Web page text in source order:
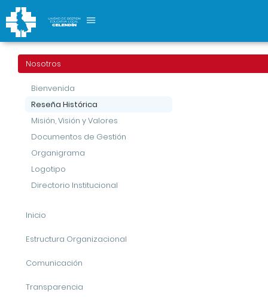
Nosotros
Bienvenida
Reseña Histórica
Misión, Visión y Valores
Documentos de Gestión
Organigrama
Logotipo
Directorio Institucional
Inicio
Estructura Organizacional
Comunicación
Transparencia
Reseña Histórica